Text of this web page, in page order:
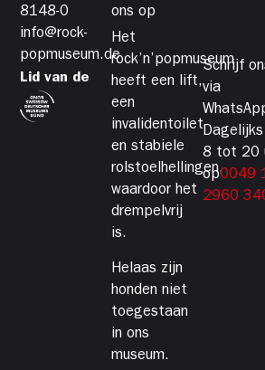
8148-0
info@rock-
popmuseum.de
Lid van de
ons op
Het
rock’n’popmuseum
heeft een lift,
een
invalidentoilet
en stabiele
rolstoelhellingen,
waardoor het
drempelvrij
is.
Helaas zijn
honden niet
toegestaan
in ons
museum.
Schrijf
via
Dagelijks
8 tot 20
op0049
2960